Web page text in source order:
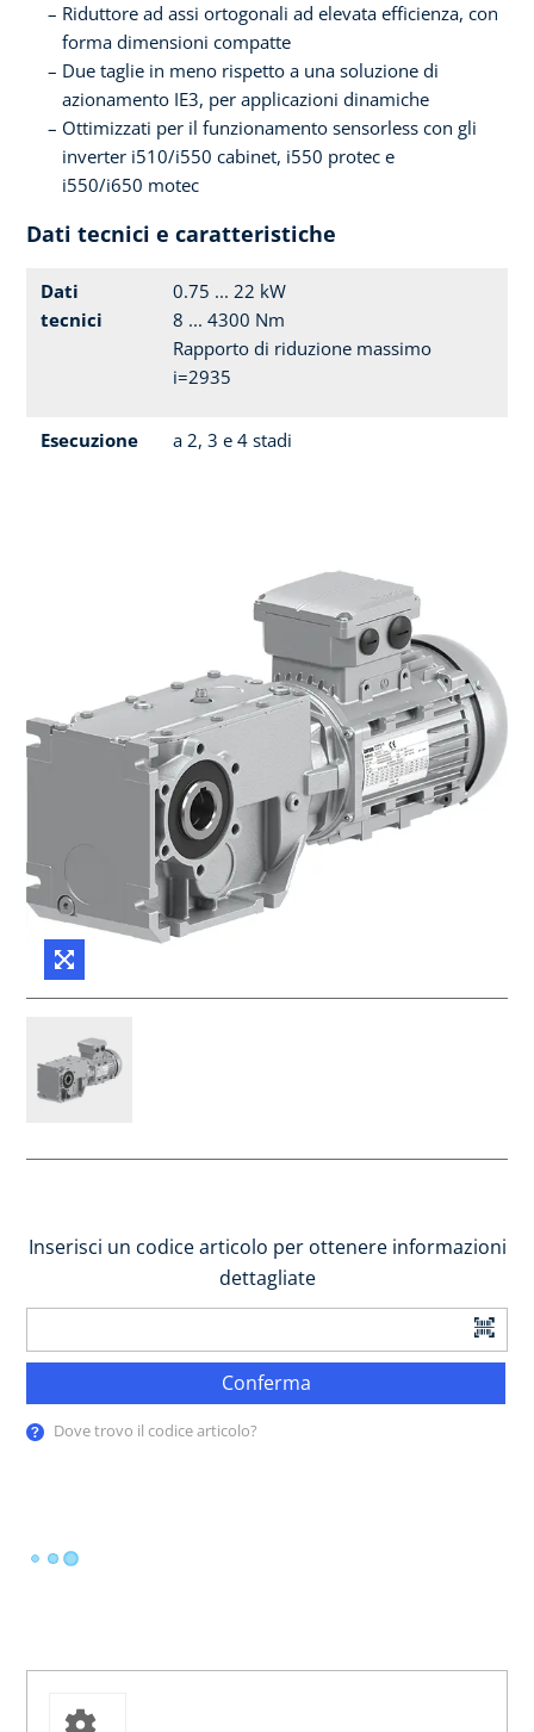
Riduttore ad assi ortogonali ad elevata efficienza, con
forma dimensioni compatte
Due taglie in meno rispetto a una soluzione di
azionamento IE3, per applicazioni dinamiche
Ottimizzati per il funzionamento sensorless con gli
inverter i510/i550 cabinet, i550 protec e
i550/i650 motec
Dati tecnici e caratteristiche
Dati
tecnici
0.75 ... 22 kW
8 ... 4300 Nm
Rapporto di riduzione massimo
i=2935
Esecuzione a 2, 3 e 4 stadi
Inserisci un codice articolo per ottenere informazioni
dettagliate
Conferma
Dove trovo il codice articolo?